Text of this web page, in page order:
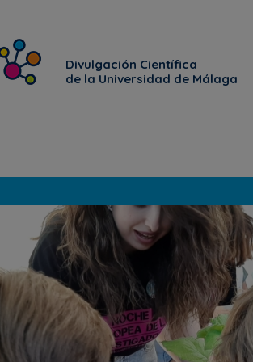
Divulgación Científica
de la Universidad de Málaga